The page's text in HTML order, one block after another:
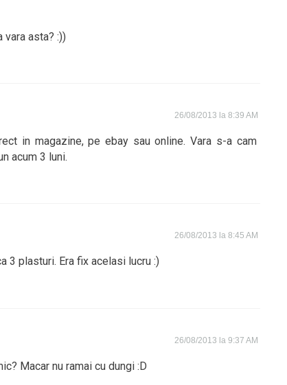
vara asta? :))
26/08/2013 la 8:39 AM
in magazine, pe ebay sau online. Vara s-a cam
acum 3 luni.
26/08/2013 la 8:45 AM
3 plasturi. Era fix acelasi lucru :)
26/08/2013 la 9:37 AM
Macar nu ramai cu dungi :D